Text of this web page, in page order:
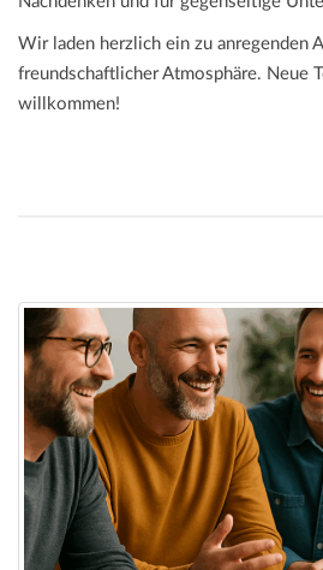
Wir laden herzlich ein zu anregenden
freundschaftlicher Atmosphäre. Neue
willkommen!